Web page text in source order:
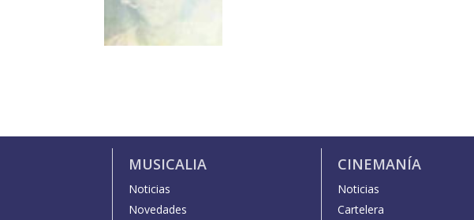
MUSICALIA
Noticias
Novedades
CINEMANÍA
Noticias
Cartelera